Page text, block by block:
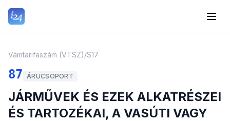
Vámtarifaszám (VTSZ)/S17
87 ÁRUCSOPORT
JÁRMŰVEK ÉS EZEK ALKATRÉSZEI
ÉS TARTOZÉKAI, A VASÚTI VAGY